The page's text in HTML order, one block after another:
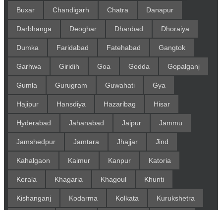
Buxar Chandigarh Chatra Danapur
Darbhanga Deoghar Dhanbad Dhoraiya
Dumka Faridabad Fatehabad Gangtok
Garhwa Giridih Goa Godda Gopalganj
Gumla Gurugram Guwahati Gya
Hajipur Hansdiya Hazaribag Hisar
Hyderabad Jahanabad Jaipur Jammu
Jamshedpur Jamtara Jhajjar Jind
Kahalgaon Kaimur Kanpur Katoria
Kerala Khagaria Khagoul Khunti
Kishanganj Kodarma Kolkata Kurukshetra